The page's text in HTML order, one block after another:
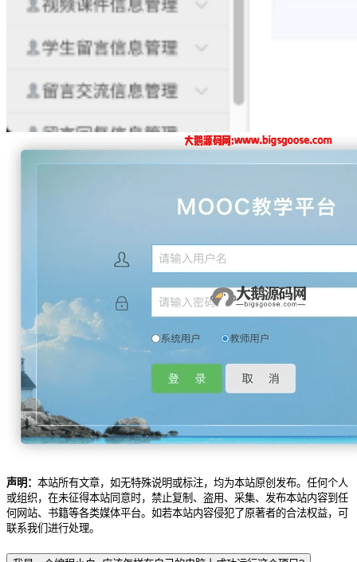
声明： 本站所有文章，如无特殊说明或标注，均为本站原创发布。任何个人
或组织，在未征得本站同意时，禁止复制、盗用、采集、发布本站内容到任
何网站、书籍等各类媒体平台。如若本站内容侵犯了原著者的合法权益，可
联系我们进行处理。